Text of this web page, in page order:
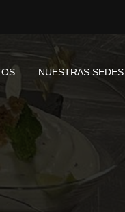
NUESTRAS SEDES